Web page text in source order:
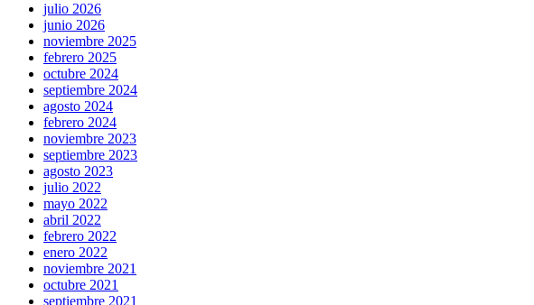
julio 2026
junio 2026
noviembre 2025
febrero 2025
octubre 2024
septiembre 2024
agosto 2024
febrero 2024
noviembre 2023
septiembre 2023
agosto 2023
julio 2022
mayo 2022
abril 2022
febrero 2022
enero 2022
noviembre 2021
octubre 2021
septiembre 2021